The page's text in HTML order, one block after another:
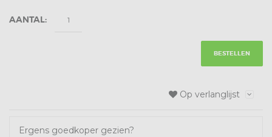
AANTAL:
BESTELLEN
Op verlanglijst
Ergens goedkoper gezien?